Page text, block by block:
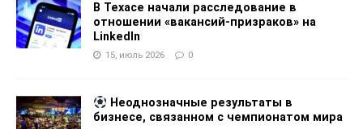
В Техасе начали расследование в
отношении «вакансий-призраков» на
LinkedIn
15, июль 2026 0
Неоднозначные результаты в
бизнесе, связанном с чемпионатом мира